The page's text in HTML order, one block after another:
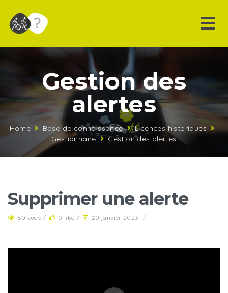
Gestion des
alertes
Home Base de connaissance
Licences historiques
Gestionnaire
Gestion des alertes
Supprimer une alerte
60 vues / 0 like / 20 janvier 2023 /